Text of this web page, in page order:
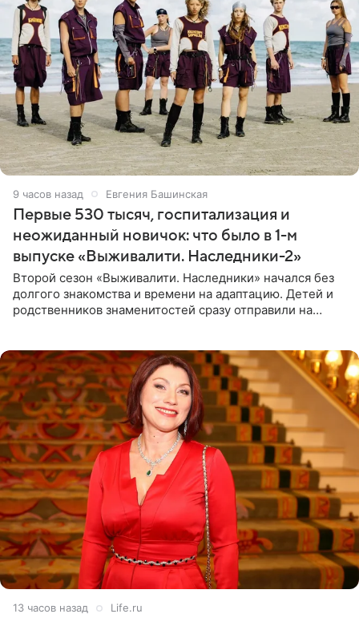
9 часов назад Евгения Башинская
Первые 530 тысяч, госпитализация и
неожиданный новичок: что было в 1-м
выпуске «Выживалити. Наследники-2»
Второй сезон «Выживалити. Наследники» начался без
долгого знакомства и времени на адаптацию. Детей и
родственников знаменитостей сразу отправили на
13 часов назад Life.ru